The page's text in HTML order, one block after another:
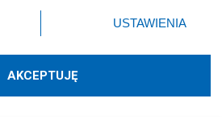
dostarcza:W3media.pl
przycisk ustawień prywatności
dolnym rogu strony
danych nie wymagają zgody
prawo sprzeciwić się takiemu
USTAWIENIA
AKCEPTUJĘ